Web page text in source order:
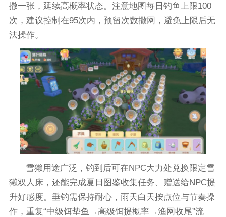
撒一张，延续高概率状态。注意地图每日钓鱼上限100
次，建议控制在95次内，预留次数撒网，避免上限后无
法操作。
雪獭用途广泛，钓到后可在NPC大力处兑换限定雪
獭双人床，还能完成夏日图鉴收集任务、赠送给NPC提
升好感度。垂钓需保持耐心，雨天白天按点位与节奏操
作，重复“中级饵垫鱼→高级饵提概率→渔网收尾”流